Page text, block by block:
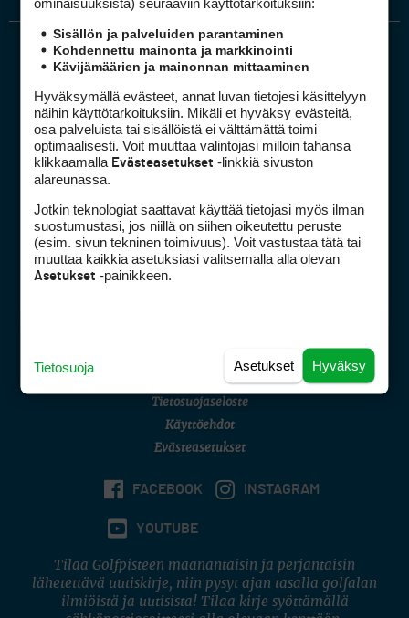
Golfpiste mediakortti
Golfpisteen yhteystiedot
DSA avoimuusraportti
Asiakaspalvelu
(digi) digi@otavamedia.fi
Tietosuojaseloste
Käyttöehdot
Evästeasetukset
FACEBOOK INSTAGRAM
YOUTUBE
Tilaa Golfpisteen maanantaisin ja perjantaisin
lähetettävä uutiskirje, niin pysyt ajan tasalla golfalan
ilmiöistä ja uutisista! Tilaa kirje syöttämällä
Sisällön ja palveluiden parantaminen
Kohdennettu mainonta ja markkinointi
Kävijämäärien ja mainonnan mittaaminen
Hyväksymällä evästeet, annat luvan tietojesi käsittelyyn
näihin käyttötarkoituksiin. Mikäli et hyväksy evästeitä,
osa palveluista tai sisällöistä ei välttämättä toimi
optimaalisesti. Voit muuttaa valintojasi milloin tahansa
klikkaamalla Evästeasetukset -linkkiä sivuston
alareunassa.
Jotkin teknologiat saattavat käyttää tietojasi myös ilman
suostumustasi, jos niillä on siihen oikeutettu peruste
(esim. sivun tekninen toimivuus). Voit vastustaa tätä tai
muuttaa kaikkia asetuksiasi valitsemalla alla olevan
Asetukset -painikkeen.
Hyväksy
Asetukset
Tietosuoja